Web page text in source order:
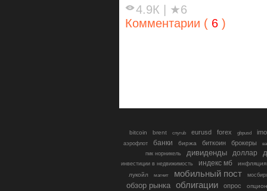
4.9К
★6
Комментарии ( 6 )
bitcoin brent cnyrub eurusd forex gbpusd
аэрофлот банки биржа биткоин брокеры
гмк норникель
дивиденды доллар
инвестиции в недвижимость индекс мб
инфляция
лукойл
магнит мобильный пост
обзор рынка облигации опрос